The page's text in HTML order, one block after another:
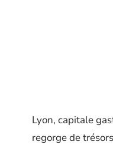
Lyon, capitale
regorge de